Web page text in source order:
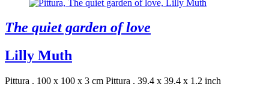
The quiet garden of love
Lilly Muth
Pittura . 100 x 100 x 3 cm Pittura . 39.4 x 39.4 x 1.2 inch